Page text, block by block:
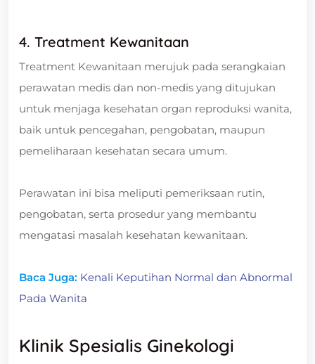
4. Treatment Kewanitaan
Treatment Kewanitaan merujuk pada serangkaian
perawatan medis dan non-medis yang ditujukan
untuk menjaga kesehatan organ reproduksi wanita,
baik untuk pencegahan, pengobatan, maupun
pemeliharaan kesehatan secara umum.
Perawatan ini bisa meliputi pemeriksaan rutin,
pengobatan, serta prosedur yang membantu
mengatasi masalah kesehatan kewanitaan.
Baca Juga: Kenali Keputihan Normal dan Abnormal
Pada Wanita
Klinik Spesialis Ginekologi